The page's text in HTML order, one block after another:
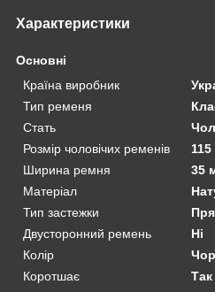
Характеристики
Основні
Країна виробник
Тип ременя
Стать
Розмір чоловічих ременів
Ширина ремня
35
Матеріал
Тип застежки
Двусторонний ремень
Ні
Колір
Коротшає
Так